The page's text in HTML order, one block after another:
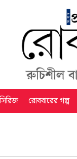
রোববারের গল্প